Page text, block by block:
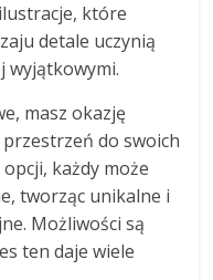
które
detale uczynią
wyjątkowymi.
masz okazję
do swoich
każdy może
tworząc unikalne i
Możliwości są
ten daje wiele